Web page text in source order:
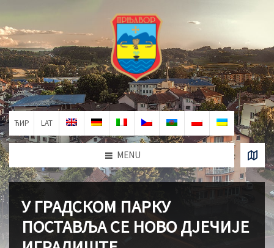
ЋИР LAT
MENU
У ГРАДСКОМ ПАРКУ
ПОСТАВЉА СЕ НОВО ДЈЕЧИЈЕ